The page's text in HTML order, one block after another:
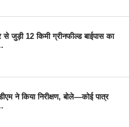
से जुड़ी 12 किमी ग्रीनफील्ड बाईपास का
ने किया निरीक्षण, बोले—कोई पात्र